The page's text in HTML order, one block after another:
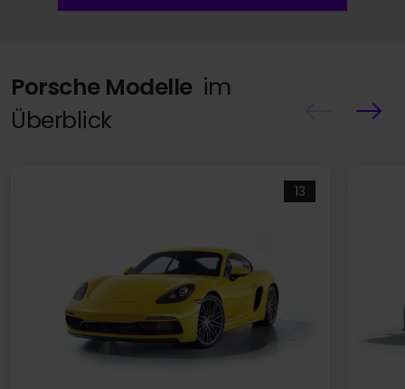
Porsche Modelle im
Überblick
13